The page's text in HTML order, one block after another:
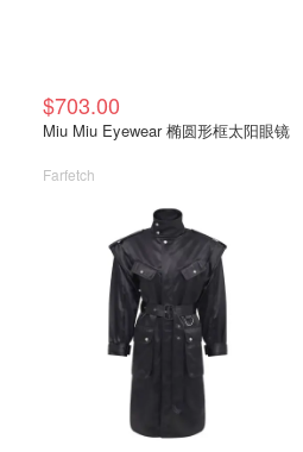
$703.00
Miu Miu Eyewear 椭圆形框太阳眼镜
Farfetch